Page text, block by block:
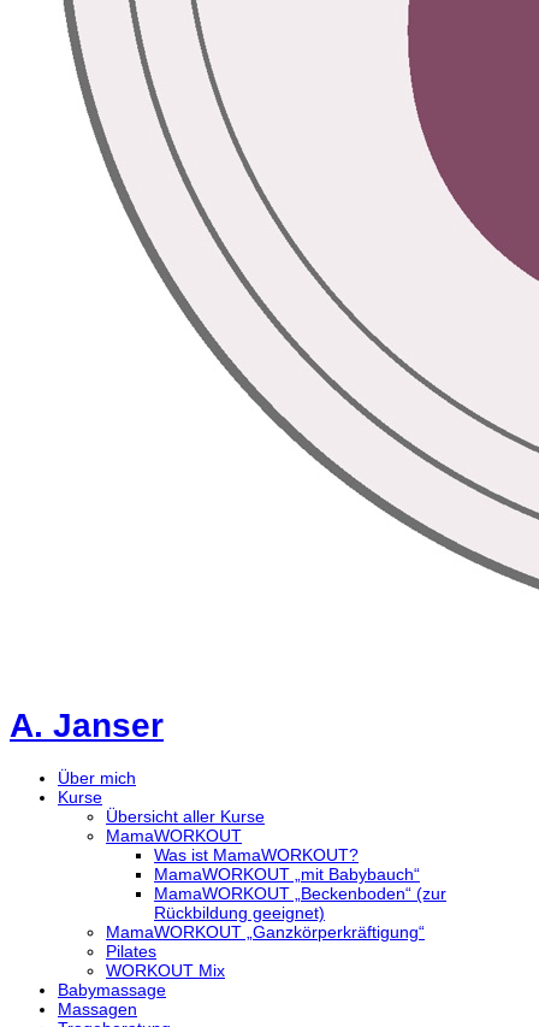
A. Janser
Über mich
Kurse
Übersicht aller Kurse
MamaWORKOUT
Was ist MamaWORKOUT?
MamaWORKOUT „mit Babybauch“
MamaWORKOUT „Beckenboden“ (zur
Rückbildung geeignet)
MamaWORKOUT „Ganzkörperkräftigung“
Pilates
WORKOUT Mix
Babymassage
Massagen